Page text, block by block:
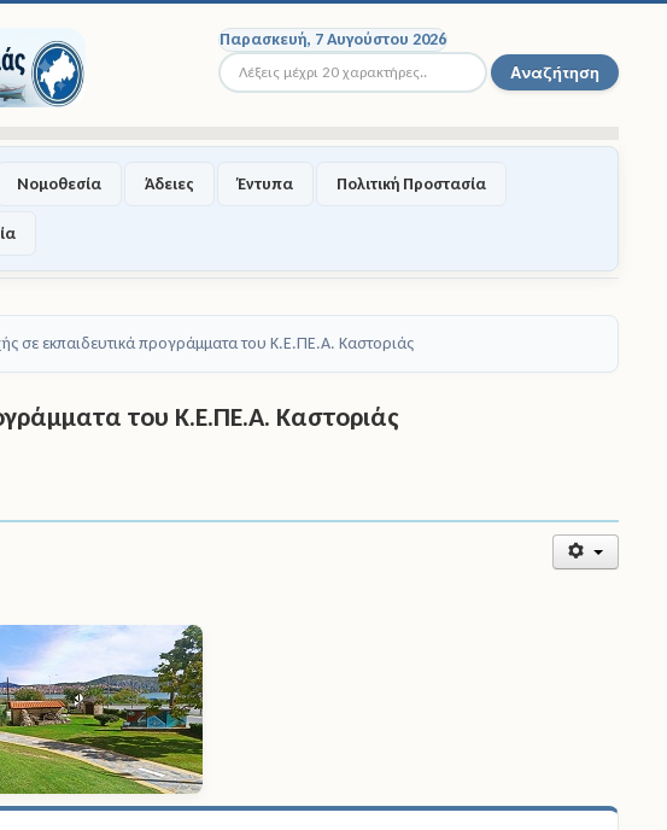
Παρασκευή, 7 Αυγούστου 2026
Αναζήτηση... Αναζήτηση
Νομοθεσία Άδειες Έντυπα Πολιτική Προστασία
σε εκπαιδευτικά προγράμματα του Κ.Ε.ΠΕ.Α. Καστοριάς
του Κ.Ε.ΠΕ.Α. Καστοριάς